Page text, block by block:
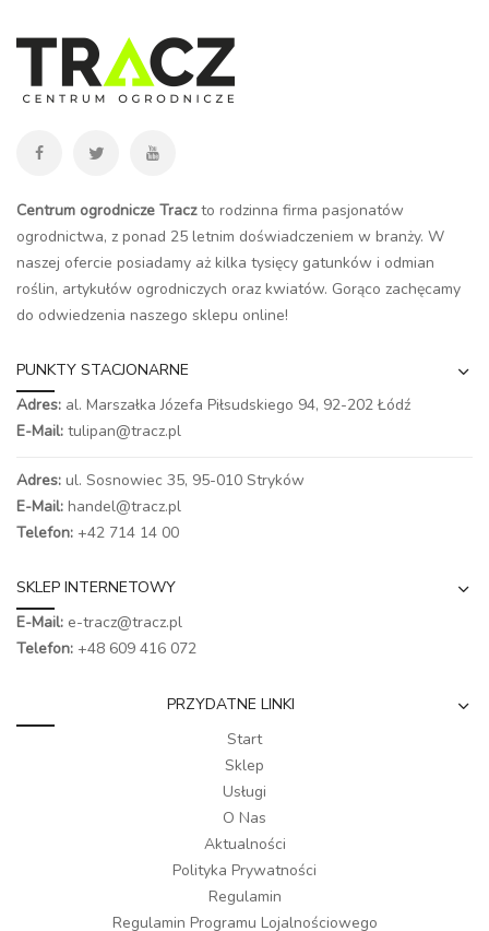
Centrum ogrodnicze Traczto rodzinna firma pasjonatów
ogrodnictwa, z ponad 25 letnim doświadczeniem w branży. W
naszej ofercie posiadamy aż kilka tysięcy gatunków i odmian
roślin, artykułów ogrodniczych oraz kwiatów. Gorąco zachęcamy
do odwiedzenia naszego sklepu online!
PUNKTY STACJONARNE
Adres: al. Marszałka Józefa Piłsudskiego 94, 92-202 Łódź
E-Mail: tulipan@tracz.pl
Adres: ul. Sosnowiec 35, 95-010 Stryków
E-Mail: handel@tracz.pl
Telefon: +42 714 14 00
SKLEP INTERNETOWY
E-Mail: e-tracz@tracz.pl
Telefon: +48 609 416 072
PRZYDATNE LINKI
Start
Sklep
Usługi
O Nas
Aktualności
Polityka Prywatności
Regulamin
Regulamin Programu Lojalnościowego